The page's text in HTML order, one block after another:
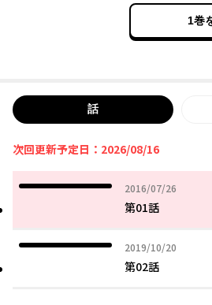
1巻
話
次回更新予定日：2026/08/16
2016/07/26
2016年07月26日
第01話
2019/10/20
2019年10月20日
第02話